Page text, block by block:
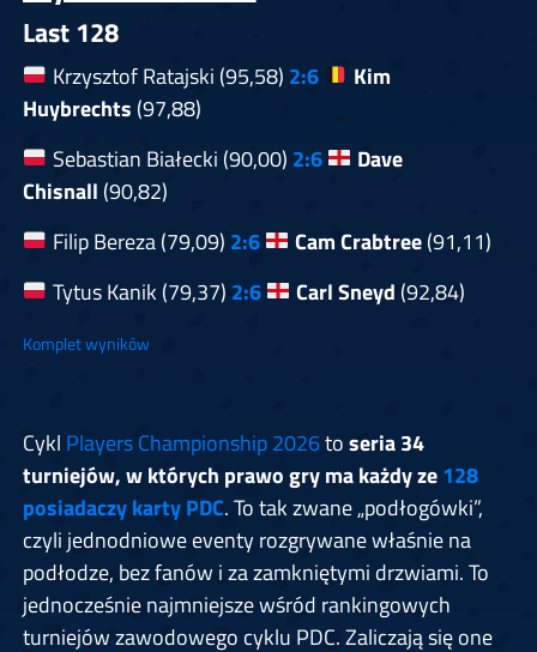
Last 128
Krzysztof Ratajski (95,58) 2:6
Kim
Huybrechts (97,88)
Sebastian Białecki (90,00) 2:6
Dave
Chisnall (90,82)
Filip Bereza (79,09) 2:6 Cam Crabtree(91,11)
Tytus Kanik (79,37) 2:6 Carl Sneyd (92,84)
Komplet wyników
Cykl Players Championship 2026toseria 34
turniejów, w których prawo gry ma każdy ze128
posiadaczy karty PDC. To tak zwane „podłogówki”,
czyli jednodniowe eventy rozgrywane właśnie na
podłodze, bez fanów i za zamkniętymi drzwiami. To
jednocześnie najmniejsze wśród rankingowych
turniejów zawodowego cyklu PDC. Zaliczają się one